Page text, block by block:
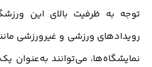
توجه به ظرفیت بالای این
رویدادهای ورزشی و غیرورزشی
نمایشگاه‌ها، می‌توانند به‌عنوان